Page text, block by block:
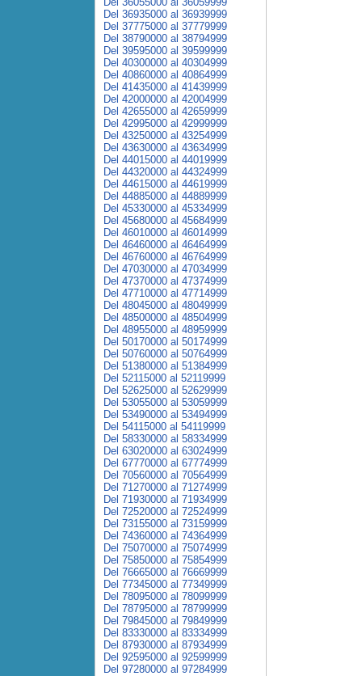
Del 36935000 al 36939999
Del 37775000 al 37779999
Del 38790000 al 38794999
Del 39595000 al 39599999
Del 40300000 al 40304999
Del 40860000 al 40864999
Del 41435000 al 41439999
Del 42000000 al 42004999
Del 42655000 al 42659999
Del 42995000 al 42999999
Del 43250000 al 43254999
Del 43630000 al 43634999
Del 44015000 al 44019999
Del 44320000 al 44324999
Del 44615000 al 44619999
Del 44885000 al 44889999
Del 45330000 al 45334999
Del 45680000 al 45684999
Del 46010000 al 46014999
Del 46460000 al 46464999
Del 46760000 al 46764999
Del 47030000 al 47034999
Del 47370000 al 47374999
Del 47710000 al 47714999
Del 48045000 al 48049999
Del 48500000 al 48504999
Del 48955000 al 48959999
Del 50170000 al 50174999
Del 50760000 al 50764999
Del 51380000 al 51384999
Del 52115000 al 52119999
Del 52625000 al 52629999
Del 53055000 al 53059999
Del 53490000 al 53494999
Del 54115000 al 54119999
Del 58330000 al 58334999
Del 63020000 al 63024999
Del 67770000 al 67774999
Del 70560000 al 70564999
Del 71270000 al 71274999
Del 71930000 al 71934999
Del 72520000 al 72524999
Del 73155000 al 73159999
Del 74360000 al 74364999
Del 75070000 al 75074999
Del 75850000 al 75854999
Del 76665000 al 76669999
Del 77345000 al 77349999
Del 78095000 al 78099999
Del 78795000 al 78799999
Del 79845000 al 79849999
Del 83330000 al 83334999
Del 87930000 al 87934999
Del 92595000 al 92599999
Del 97280000 al 97284999